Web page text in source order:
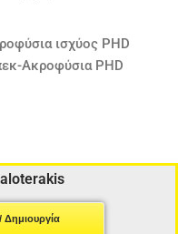
ισχύος PHD
Ακροφύσια PHD
Δημιουργία